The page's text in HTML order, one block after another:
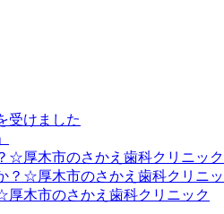
受けました
☆厚木市のさかえ歯科クリニック
？☆厚木市のさかえ歯科クリニ
木市のさかえ歯科クリニック